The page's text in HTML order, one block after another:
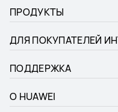
ПРОДУКТЫ
ДЛЯ ПОКУПАТЕЛЕЙ
ПОДДЕРЖКА
О HUAWEI